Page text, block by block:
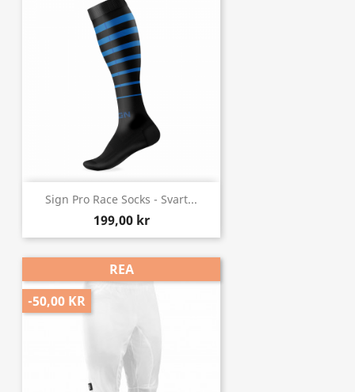
Sign Pro Race Socks - Svart...
199,00 kr
REA
-50,00 KR